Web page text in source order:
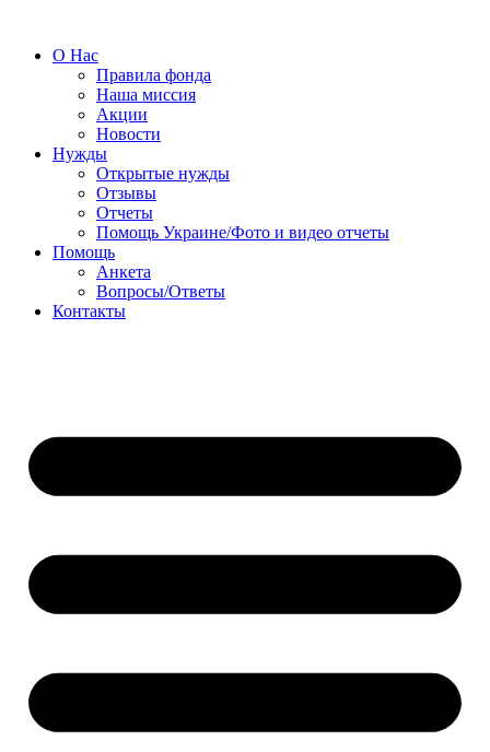
О Нас
Правила фонда
Наша миссия
Акции
Новости
Нужды
Открытые нужды
Отзывы
Отчеты
Помощь Украине/Фото и видео отчеты
Помощь
Анкета
Вопросы/Ответы
Контакты